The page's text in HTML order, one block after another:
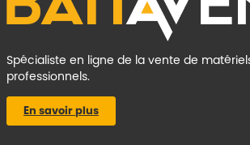
Spécialiste en ligne de la vente de
professionnels.
En savoir plus